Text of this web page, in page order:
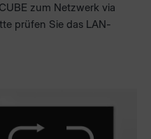
zum Netzwerk via
prüfen Sie das LAN-